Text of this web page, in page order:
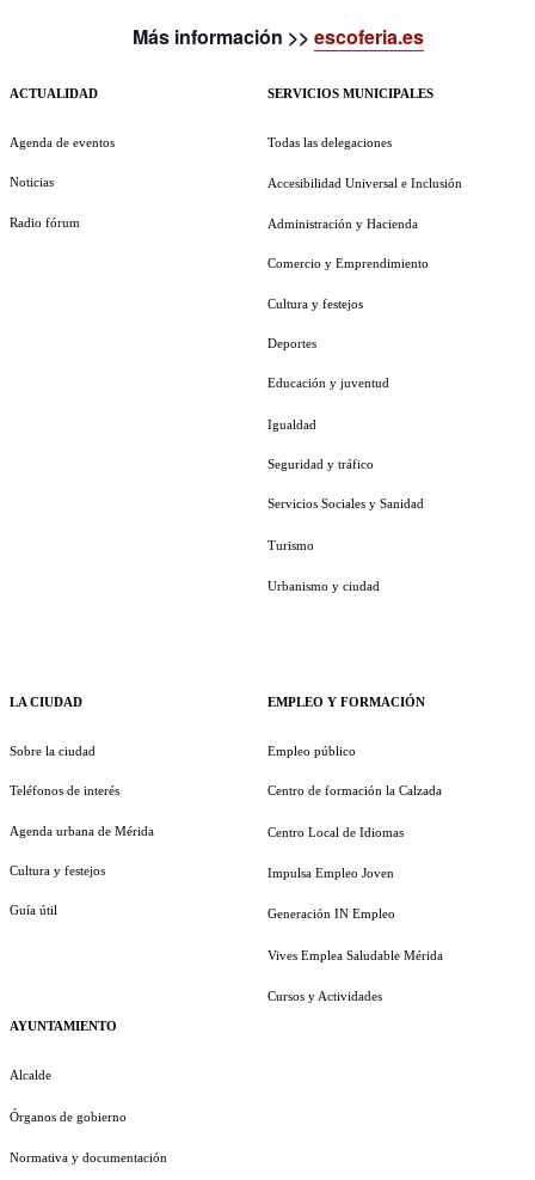
Más información >> escoferia.es
ACTUALIDAD
Agenda de eventos
Noticias
Radio fórum
LA CIUDAD
Sobre la ciudad
Teléfonos de interés
Agenda urbana de Mérida
Cultura y festejos
Guía útil
AYUNTAMIENTO
Alcalde
Órganos de gobierno
Normativa y documentación
SERVICIOS MUNICIPALES
Todas las delegaciones
Accesibilidad Universal e Inclusión
Administración y Hacienda
Comercio y Emprendimiento
Cultura y festejos
Deportes
Educación y juventud
Igualdad
Seguridad y tráfico
Servicios Sociales y Sanidad
Turismo
Urbanismo y ciudad
EMPLEO Y FORMACIÓN
Empleo público
Centro de formación la Calzada
Centro Local de Idiomas
Impulsa Empleo Joven
Generación IN Empleo
Vives Emplea Saludable Mérida
Cursos y Actividades